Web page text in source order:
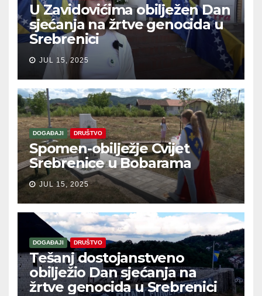
U Zavidovićima obilježen Dan
sjećanja na žrtve genocida u
Srebrenici
JUL 15, 2025
DOGAĐAJI DRUŠTVO
Spomen-obilježje Cvijet
Srebrenice u Bobarama
JUL 15, 2025
DOGAĐAJI DRUŠTVO
Tešanj dostojanstveno
obilježio Dan sjećanja na
žrtve genocida u Srebrenici